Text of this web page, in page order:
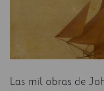
Las mil obras de